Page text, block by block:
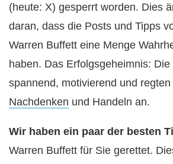
(heute: X) gesperrt worden. Dies
daran, dass die Posts und Tipps
Warren Buffett eine Menge
haben. Das Erfolgsgeheimnis:
spannend, motivierend und regten
Nachdenken und Handeln an.
Wir haben ein paar der besten
Warren Buffett für Sie gerettet.